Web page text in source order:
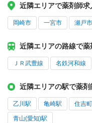
近隣エリアで薬剤師求
岡崎市 一宮市 瀬戸市
近隣エリアの路線で
ＪＲ武豊線 名鉄河和線
近隣エリアの駅で薬
乙川駅 亀崎駅 住吉
青山(愛知)駅